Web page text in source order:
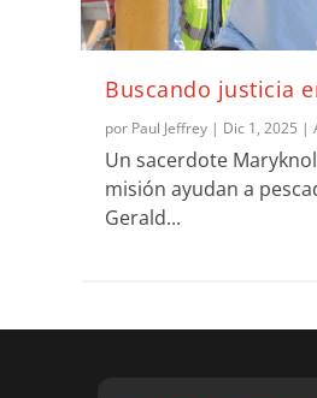
Buscando justicia
por Paul Jeffrey | Dic 1, 2025 |
Un sacerdote
misión ayudan a
Gerald...